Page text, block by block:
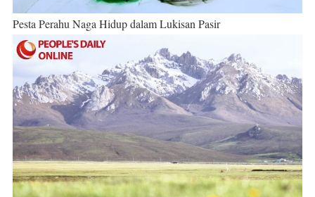
Pesta Perahu Naga Hidup dalam Lukisan Pasir